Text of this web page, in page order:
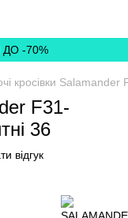
-70%
кросівки
F31-
36
відгук